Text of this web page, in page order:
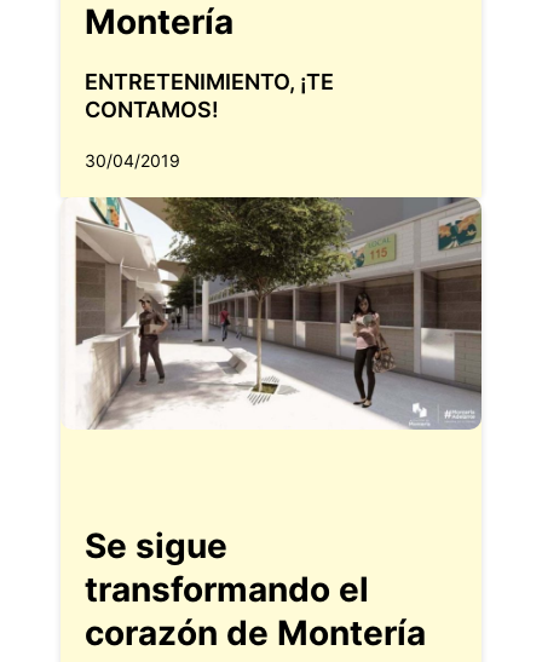
Montería
ENTRETENIMIENTO, ¡TE
CONTAMOS!
30/04/2019
Se sigue
transformando el
corazón de Montería